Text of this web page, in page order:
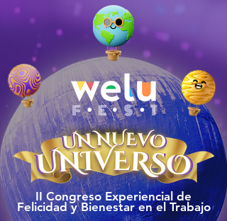
II Congreso Experiencial de
Felicidad y Bienestar en el Trabajo